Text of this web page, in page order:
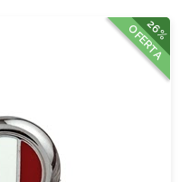
26%
OFERTA